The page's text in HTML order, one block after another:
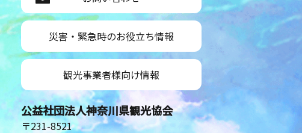
災害・緊急時のお役立ち情報
観光事業者様向け情報
公益社団法人神奈川県観光協会
〒231-8521